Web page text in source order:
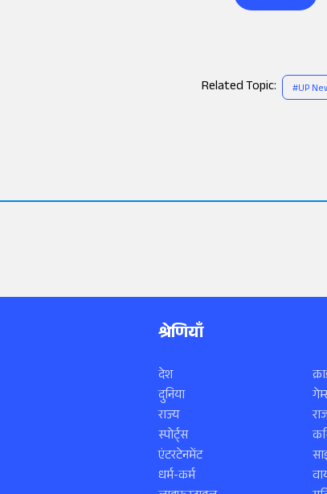
Related Topic: #UP
श्रेणियाँ
देश
दुनिया
राज्य
स्पोर्ट्स
एंटरटेनमेंट
धर्म-कर्म